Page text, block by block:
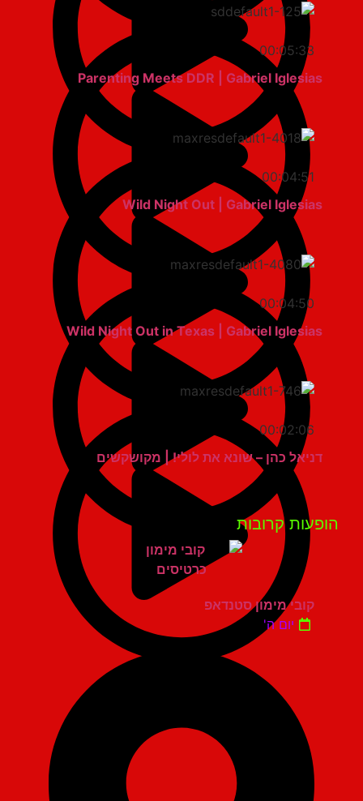
00:05:33
Parenting Meets DDR | Gabriel Iglesias
00:04:51
Wild Night Out | Gabriel Iglesias
00:04:50
Wild Night Out in Texas | Gabriel Iglesias
00:02:06
דניאל כהן – שונא את לולי! | מקושקשים
קרובות
קובי מימון סטנדאפ
יום ה'